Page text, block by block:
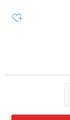
heart_plus